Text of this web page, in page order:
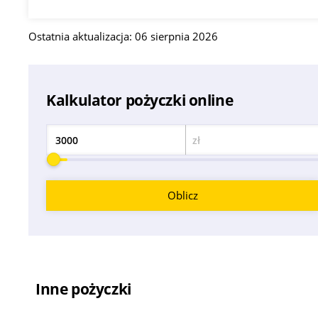
Ostatnia aktualizacja: 06 sierpnia 2026
Kalkulator pożyczki online
Kwota zł
Oblicz
Inne pożyczki